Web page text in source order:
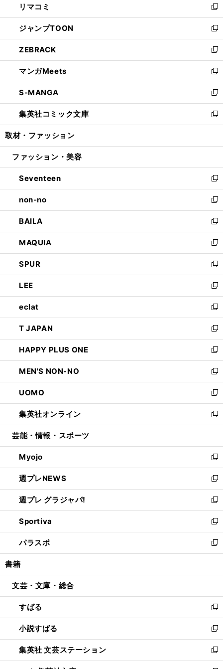
で
開
く
ド
ウ
で
開
く
ィ
ン
ド
ウ
で
開
く
い
ウ
ィ
ン
ド
ウ
で
開
く
リマコミ
新
し
い
ウ
ィ
ン
ド
ウ
で
開
く
ジャンプTOON
新
し
い
ウ
ィ
ン
ド
ウ
で
開
ZEBRACK
新
し
い
ウ
ィ
ン
ド
ウ
開
マンガMeets
新
し
い
ウ
ィ
ン
ウ
開
く
S-MANGA
新
し
い
ウ
ン
ウ
で
開
く
集英社コミック文庫
新
し
ウ
ン
ド
ウ
で
開
く
取材・ファッション
ファッション・美容
Seventeen
新
し
い
ウ
ィ
ン
ド
ウ
で
開
く
non-no
新
し
い
ウ
ィ
ン
ド
ウ
で
開
く
BAILA
新
し
い
ウ
ィ
ン
ド
ウ
で
開
く
MAQUIA
新
し
い
ウ
ィ
ン
ド
ウ
で
開
く
SPUR
新
し
い
ウ
ィ
ン
ド
ウ
で
開
く
LEE
新
し
い
ウ
ィ
ン
ド
ウ
で
開
く
eclat
新
し
い
ウ
ィ
ン
ド
ウ
で
開
く
T JAPAN
新
し
い
ウ
ィ
ン
ド
ウ
で
開
HAPPY PLUS ONE
新
し
い
ウ
ィ
ン
ド
ウ
開
く
MEN'S NON-NO
新
し
い
ウ
ィ
ン
ウ
で
開
く
UOMO
新
し
い
ウ
ン
ド
ウ
で
開
く
集英社オンライン
新
し
ウ
ィ
ン
ド
ウ
で
開
く
芸能・情報・スポーツ
Myojo
新
し
い
ウ
ィ
ン
ド
ウ
で
開
週プレNEWS
新
し
い
ウ
ィ
ン
ド
ウ
開
週プレ グラジャパ!
新
し
い
ウ
ィ
ン
ウ
開
く
Sportiva
新
し
い
ウ
ン
ウ
で
開
く
パラスポ
新
し
ウ
ン
ド
ウ
で
開
く
書籍
文芸・文庫・総合
すばる
新
し
い
ウ
ィ
ン
小説すばる
新
し
い
ウ
集英社 文芸ステーション
新
し